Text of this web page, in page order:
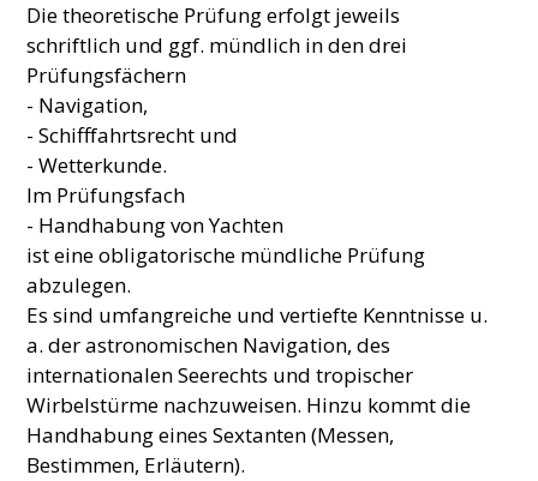
Die theoretische Prüfung erfolgt jeweils
schriftlich und ggf. mündlich in den drei
Prüfungsfächern
- Navigation,
- Schifffahrtsrecht und
- Wetterkunde.
Im Prüfungsfach
- Handhabung von Yachten
ist eine obligatorische mündliche Prüfung
abzulegen.
Es sind umfangreiche und vertiefte Kenntnisse u.
a. der astronomischen Navigation, des
internationalen Seerechts und tropischer
Wirbelstürme nachzuweisen. Hinzu kommt die
Handhabung eines Sextanten (Messen,
Bestimmen, Erläutern).